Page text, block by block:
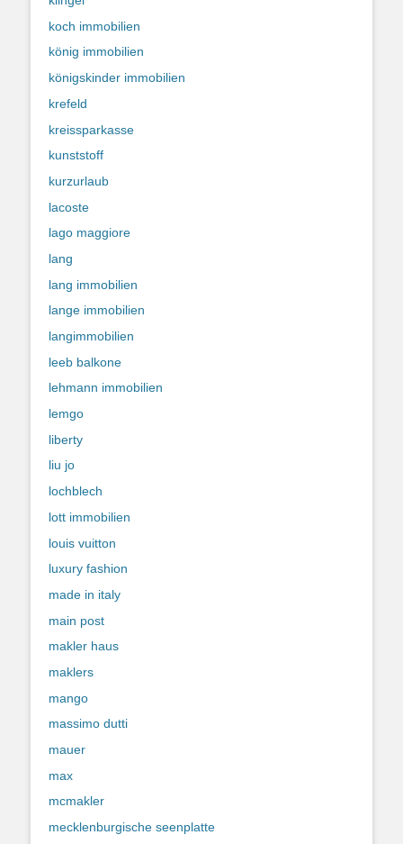
koch immobilien
könig immobilien
königskinder immobilien
krefeld
kreissparkasse
kunststoff
kurzurlaub
lacoste
lago maggiore
lang
lang immobilien
lange immobilien
langimmobilien
leeb balkone
lehmann immobilien
lemgo
liberty
liu jo
lochblech
lott immobilien
louis vuitton
luxury fashion
made in italy
main post
makler haus
maklers
mango
massimo dutti
mauer
max
mcmakler
mecklenburgische seenplatte